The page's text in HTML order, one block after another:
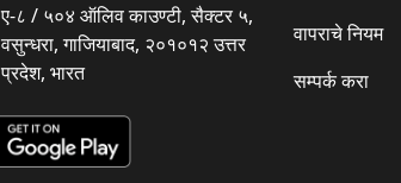
ए-८ / ५०४ ऑलिव काउण्टी, सैक्टर ५,
वसुन्धरा, गाजियाबाद, २०१०१२ उत्तर
प्रदेश, भारत
वापराचे नियम
सम्पर्क करा